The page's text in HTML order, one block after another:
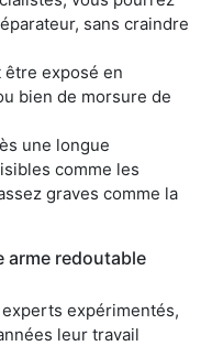
sans craindre
exposé en
bien de morsure de
une longue
comme les
graves comme la
arme redoutable
expérimentés,
leur travail